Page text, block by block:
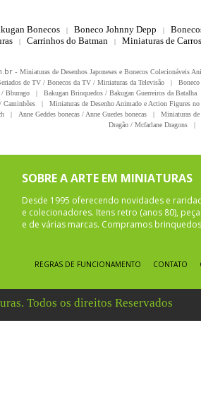
Bonecos | Boneco Johnny Depp |
| Carrinhos do Batman | Miniaturas de
- Miniaturas de Desenhos Japoneses e Bonecos Colecionáveis
de TV / Bonecos da TV / Miniaturas da Televisão |
Bburago
| Bakugan Brinquedos / Bakugan Guerreiros da Batalha
Caminhões
|
Miniaturas de Desenho Animado e Action Figures
| Anne Geddes bonecas / Anne Guedes bonecas |
Miniaturas
Dragão / Mcfarlane Dragons
|
SOBRE A ARTE EM MINIATURAS
Desde 1995 oferecendo novidades e
e colecionadores. Itens retro (anos 80),
e de várias marcas. Compramos
REGRAS DE FUNCIONAMENTO CONTATO
Todos os direitos Reservados